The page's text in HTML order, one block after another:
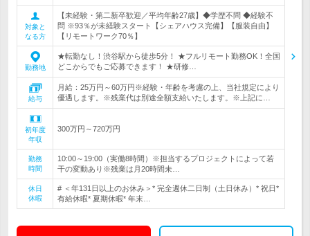
対象と
なる方
【未経験・第二新卒歓迎／平均年齢27歳】◆学歴不問 ◆経験不
問 ※93％が未経験スタート【シェアハウス完備】【服装自由】
【リモートワーク70％】
勤務地
★転勤なし！渋谷駅から徒歩5分！ ★フルリモート勤務OK！全国
どこからでもご応募できます！ ★研修…
給与
月給：25万円～60万円※経験・年齢を考慮の上、当社規定により
優遇します。※残業代は別途全額支給いたします。※上記に…
初年度
年収
300万円～720万円
勤務
時間
10:00～19:00（実働8時間）※担当するプロジェクトによって若
干の変動あり※残業は月20時間未…
休日
休暇
# ＜年131日以上のお休み＞* 完全週休二日制（土日休み）* 祝日*
有給休暇* 夏期休暇* 年末…